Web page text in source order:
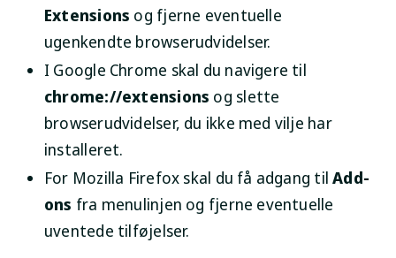
Extensions og fjerne eventuelle
ugenkendte browserudvidelser.
I Google Chrome skal du navigere til
chrome://extensions og slette
browserudvidelser, du ikke med vilje har
installeret.
For Mozilla Firefox skal du få adgang tilAdd-
ons fra menulinjen og fjerne eventuelle
uventede tilføjelser.